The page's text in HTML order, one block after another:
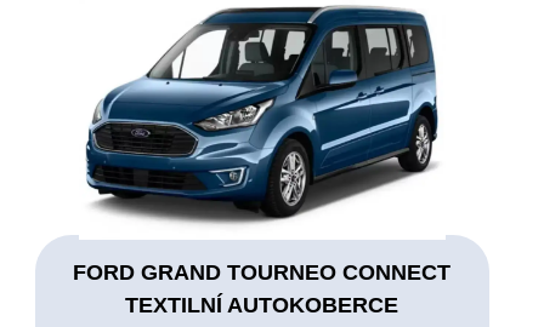
FORD GRAND TOURNEO CONNECT
TEXTILNÍ AUTOKOBERCE